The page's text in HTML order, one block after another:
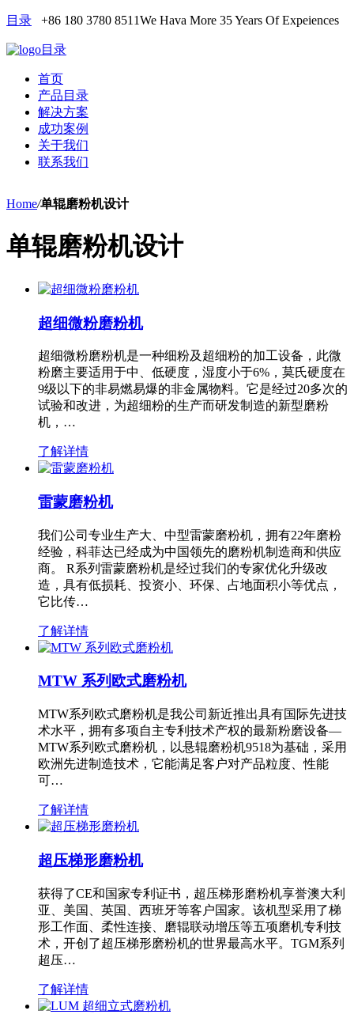
目录 +86 180 3780 8511We Hava More 35 Years Of Expeiences
目录
首页
产品目录
解决方案
成功案例
关于我们
联系我们
Home/单辊磨粉机设计
单辊磨粉机设计
超细微粉磨粉机
超细微粉磨粉机是一种细粉及超细粉的加工设备，此微
粉磨主要适用于中、低硬度，湿度小于6%，莫氏硬度在
9级以下的非易燃易爆的非金属物料。它是经过20多次的
试验和改进，为超细粉的生产而研发制造的新型磨粉
机，…
了解详情
雷蒙磨粉机
我们公司专业生产大、中型雷蒙磨粉机，拥有22年磨粉
经验，科菲达已经成为中国领先的磨粉机制造商和供应
商。 R系列雷蒙磨粉机是经过我们的专家优化升级改
造，具有低损耗、投资小、环保、占地面积小等优点，
它比传…
了解详情
MTW 系列欧式磨粉机
MTW系列欧式磨粉机是我公司新近推出具有国际先进技
术水平，拥有多项自主专利技术产权的最新粉磨设备—
MTW系列欧式磨粉机，以悬辊磨粉机9518为基础，采用
欧洲先进制造技术，它能满足客户对产品粒度、性能
可…
了解详情
超压梯形磨粉机
获得了CE和国家专利证书，超压梯形磨粉机享誉澳大利
亚、美国、英国、西班牙等客户国家。该机型采用了梯
形工作面、柔性连接、磨辊联动增压等五项磨机专利技
术，开创了超压梯形磨粉机的世界最高水平。TGM系列
超压…
了解详情